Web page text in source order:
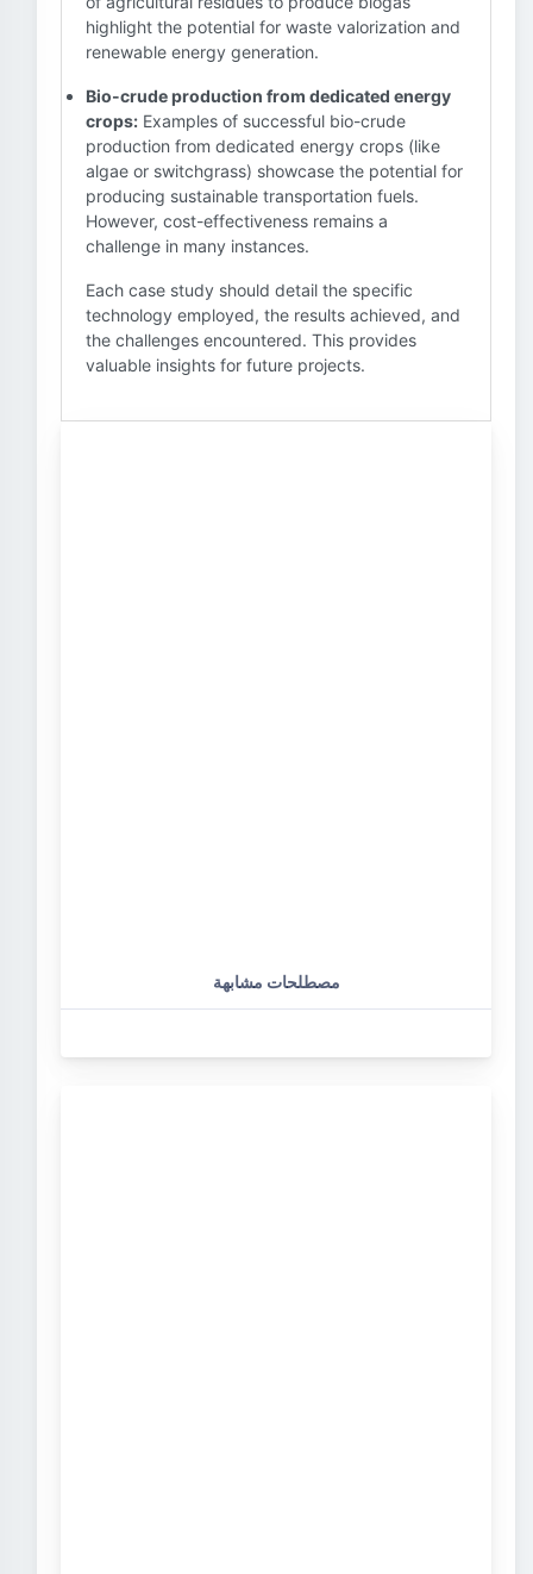
highlight the potential for waste valorization and
renewable energy generation.
Bio-crude production from dedicated energy
crops: Examples of successful bio-crude
production from dedicated energy crops (like
algae or switchgrass) showcase the potential for
producing sustainable transportation fuels.
However, cost-effectiveness remains a
challenge in many instances.
Each case study should detail the specific
technology employed, the results achieved, and
the challenges encountered. This provides
valuable insights for future projects.
مصطلحات مشابهة